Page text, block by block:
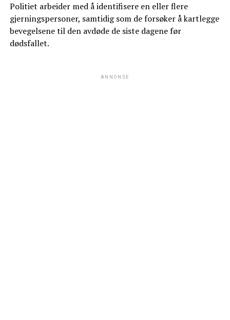
Politiet arbeider med å identifisere en eller flere
gjerningspersoner, samtidig som de forsøker å kartlegge
bevegelsene til den avdøde de siste dagene før
dødsfallet.
ANNONSE